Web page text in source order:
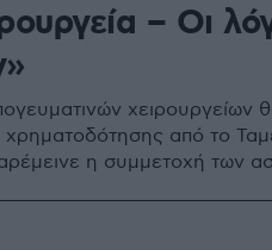
– Οι
χειρουργείων
από το
η συμμετοχή των